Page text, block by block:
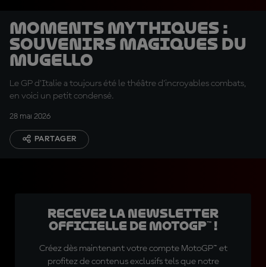
Moments mythiques :
Souvenirs magiques du
Mugello
Le GP d'Italie a toujours été le théâtre d'incroyables combats,
en voici un petit condensé.
28 mai 2026
PARTAGER
Recevez la Newsletter
officielle de MotoGP™ !
Créez dès maintenant votre compte MotoGP™ et
profitez de contenus exclusifs tels que notre